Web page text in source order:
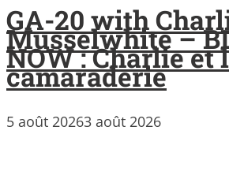
GA-20 with
Musselwhite –
NOW : Charlie et
camaraderie
5 août 20263 août 2026